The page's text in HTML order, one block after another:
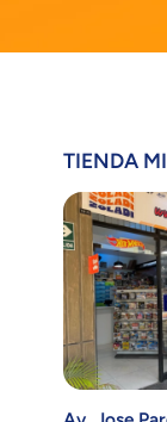
TIENDA